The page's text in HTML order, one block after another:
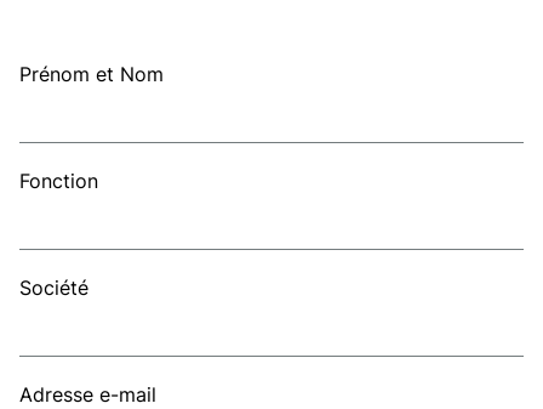
Prénom et Nom
Fonction
Société
Adresse e-mail